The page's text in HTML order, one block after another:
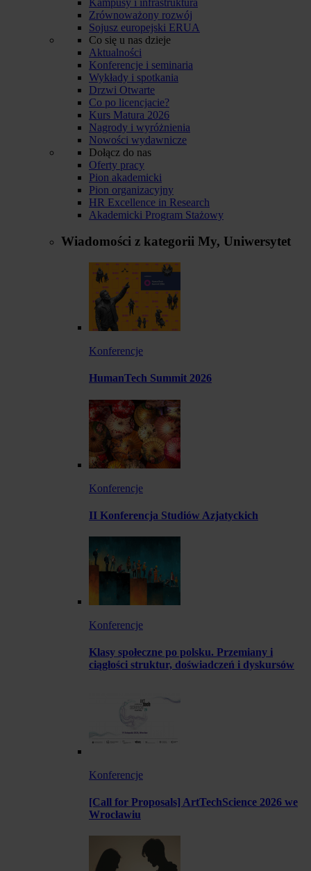
Zrównoważony rozwój
Sojusz europejski ERUA
Co się u nas dzieje
Aktualności
Konferencje i seminaria
Wykłady i spotkania
Drzwi Otwarte
Co po licencjacie?
Kurs Matura 2026
Nagrody i wyróżnienia
Nowości wydawnicze
Dołącz do nas
Oferty pracy
Pion akademicki
Pion organizacyjny
HR Excellence in Research
Akademicki Program Stażowy
Wiadomości z kategorii My, Uniwersytet
Konferencje
HumanTech Summit 2026
Konferencje
II Konferencja Studiów Azjatyckich
Konferencje
Klasy społeczne po polsku. Przemiany i
ciągłości struktur, doświadczeń i dyskursów
Konferencje
[Call for Proposals] ArtTechScience 2026 we
Wrocławiu